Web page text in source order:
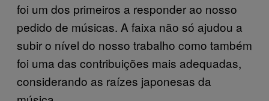
foi um dos primeiros a responder ao nosso
pedido de músicas. A faixa não só ajudou a
subir o nível do nosso trabalho como também
foi uma das contribuições mais adequadas,
considerando as raízes japonesas da